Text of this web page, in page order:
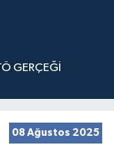
GERÇEĞİ
08 Ağustos 2025